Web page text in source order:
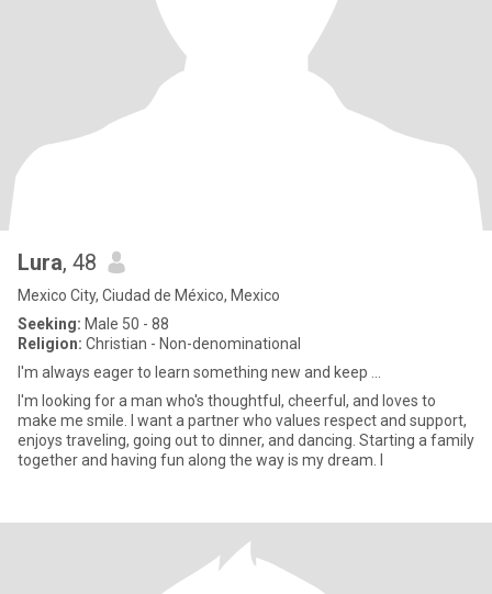
Lura, 48
Mexico City, Ciudad de México, Mexico
Seeking: Male 50 - 88
Religion: Christian - Non-denominational
I'm always eager to learn something new and keep ...
I'm looking for a man who's thoughtful, cheerful, and loves to
make me smile. I want a partner who values respect and support,
enjoys traveling, going out to dinner, and dancing. Starting a family
together and having fun along the way is my dream. I